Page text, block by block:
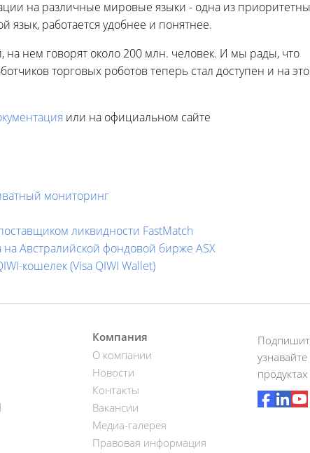
на различные мировые языки - одна из
работается удобнее и понятнее.
на нем говорят около 200 млн. человек. И мы рады, что
торговых роботов теперь стал доступен и на
или на официальном сайте
мониторинг
ликвидности FastMatch
Австралийской фондовой бирже ASX
кошелек (Visa QIWI Wallet)
Компания
О компании
Новости
Контакты
Вакансии
Медиа-галерея
Правовая информация
продуктах